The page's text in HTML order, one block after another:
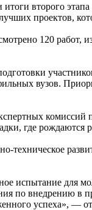
второго
проектов,
120
вузов.
где
испытание
по внедрению в
успеха», —